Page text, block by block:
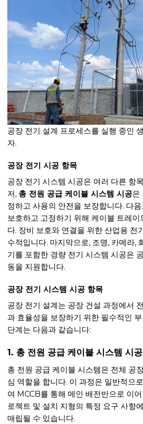
공장 전기 설계 프로세스를 실행 중인
자.
공장 전기 시공 항목
공장 전기 시스템 시공은 여러 다른 항
저, 총 전원 공급 케이블 시스템 시공은
정하고 사용의 안전을 보장합니다. 다
보호하고 고정하기 위해 케이블 트레이
다. 장비 보호와 연결을 위한 산업용 전
수적입니다. 마지막으로, 조명, 카메라,
기를 포함한 경량 전기 시스템 시공은
동을 지원합니다.
공장 전기 시스템 시공 항목
공장 전기 설계는 공장 건설 과정에서
과 효율성을 보장하기 위한 필수적인
단계는 다음과 같습니다:
1. 총 전원 공급 케이블 시스템 시공
총 전원 공급 케이블 시스템은 전체 공
심 역할을 합니다. 이 과정은 일반적으
여 MCCB를 통해 메인 배전반으로 이
로젝트 및 설치 지형의 특정 요구 사항
매립될 수 있습니다.